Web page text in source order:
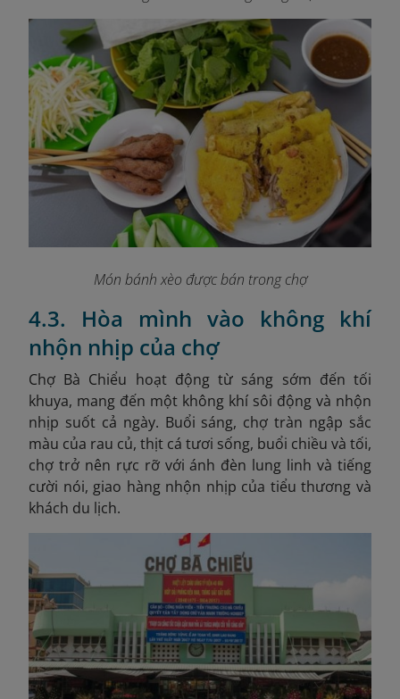
Món bánh xèo được bán trong chợ
4.3. Hòa mình vào không khí
nhộn nhịp của chợ
Chợ Bà Chiểu hoạt động từ sáng sớm đến tối
khuya, mang đến một không khí sôi động và nhộn
nhịp suốt cả ngày. Buổi sáng, chợ tràn ngập sắc
màu của rau củ, thịt cá tươi sống, buổi chiều và tối,
chợ trở nên rực rỡ với ánh đèn lung linh và tiếng
cười nói, giao hàng nhộn nhịp của tiểu thương và
khách du lịch.